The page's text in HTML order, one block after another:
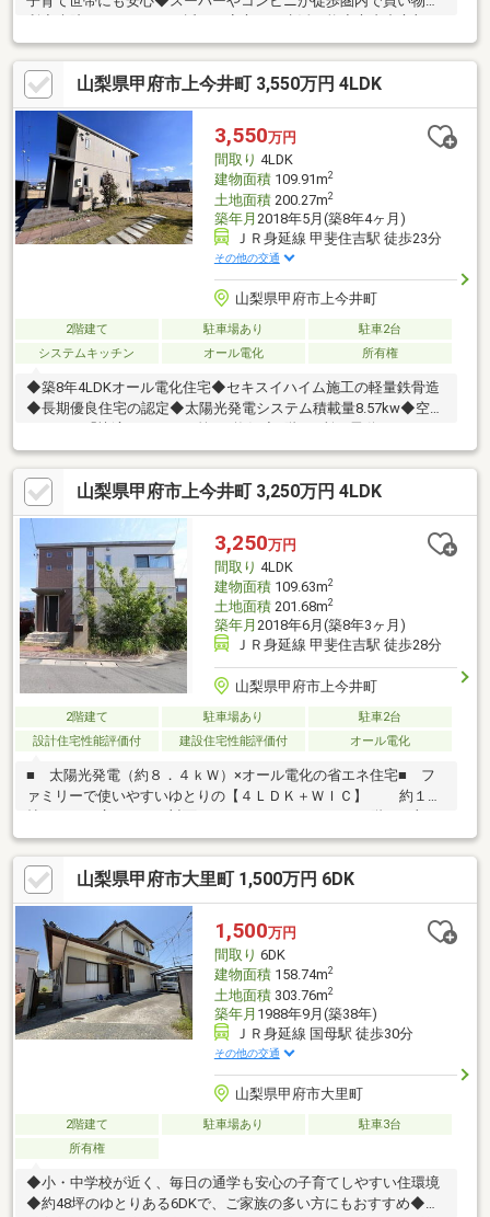
周辺エリアへの移動がスムーズで生活便利物件の詳細、ご見学の
ご希望はお気軽にお問い合わせください！
山梨県甲府市上今井町 3,550万円 4LDK
3,550万円
間取り 4LDK
建物面積109.91m2
土地面積200.27m2
築年月 2018年5月(築8年4ヶ月)
ＪＲ身延線 甲斐住吉駅 徒歩23分
その他の交通
山梨県甲府市上今井町
2階建て 駐車場あり
駐車2台
システムキッチン
オール電化 所有権
◆築8年4LDKオール電化住宅◆セキスイハイム施工の軽量鉄骨造
◆長期優良住宅の認定◆太陽光発電システム積載量8.57kw◆空調
ー、防犯面も安心◆日当たり良好で明るい室内です◆売主様が大
切に使用されているため、綺麗な状態です◆周辺には生活利便施
設、教育施設が充実◆オギノ上今井店まで徒歩約5分ぜひ一度ご
内見ください♪お問い合わせお待ちしております♪
山梨県甲府市上今井町 3,250万円 4LDK
3,250万円
間取り 4LDK
建物面積109.63m2
土地面積201.68m2
築年月 2018年6月(築8年3ヶ月)
ＪＲ身延線 甲斐住吉駅 徒歩28分
山梨県甲府市上今井町
2階建て 駐車場あり
駐車2台
設計住宅性能評価付
建設住宅性能評価付 オール電化
■ 太陽光発電（約８．４ｋＷ）×オール電化の省エネ住宅■ フ
ァミリーで使いやすいゆとりの【４ＬＤＫ＋ＷＩＣ】 約１８
屋・約８帖の主寝室には容量豊富なウォークインクローゼット付
き■ ６０年・長期サポート継承可能（５年ごとの無償点検あ
り）■ リビングと美しく調和する、モダンで明るい雰囲気の和
室■ たっぷりの陽光が注ぐ南面バルコニー■ 駐車スペース２台
分あり（※車種による）
山梨県甲府市大里町 1,500万円 6DK
1,500万円
間取り 6DK
建物面積158.74m2
土地面積303.76m2
築年月 1988年9月(築38年)
ＪＲ身延線 国母駅 徒歩30分
その他の交通
山梨県甲府市大里町
2階建て 駐車場あり
駐車3台
所有権
◆小・中学校が近く、毎日の通学も安心の子育てしやすい住環境
◆約48坪のゆとりある6DKで、ご家族の多い方にもおすすめ◆各